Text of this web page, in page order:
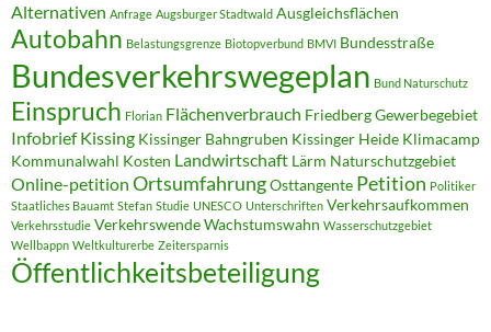
Alternativen Anfrage Augsburger Stadtwald Ausgleichsflächen
Autobahn Belastungsgrenze Biotopverbund BMVI Bundesstraße
Bundesverkehrswegeplan Bund Naturschutz
Einspruch Florian Flächenverbrauch FriedbergGewerbegebiet
Infobrief Kissing Kissinger Bahngruben Kissinger Heide Klimacamp
Kommunalwahl Kosten Landwirtschaft Lärm Naturschutzgebiet
Online-petition OrtsumfahrungOsttangente Petition Politiker
Staatliches Bauamt Stefan Studie UNESCO Unterschriften Verkehrsaufkommen
Verkehrsstudie VerkehrswendeWachstumswahn Wasserschutzgebiet
Wellbappn Weltkulturerbe Zeitersparnis
Öffentlichkeitsbeteiligung